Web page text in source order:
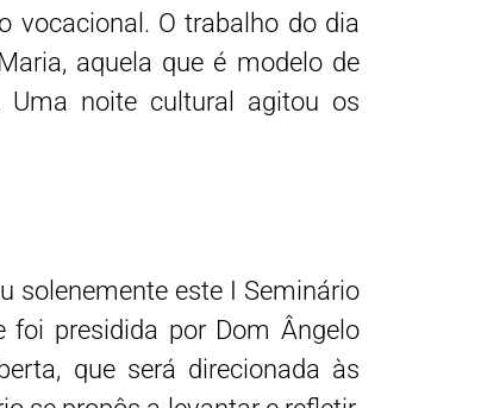
vocacional. O trabalho do dia
aquela que é modelo de
Uma noite cultural agitou os
solenemente este I Seminário
foi presidida por Dom Ângelo
que será direcionada às